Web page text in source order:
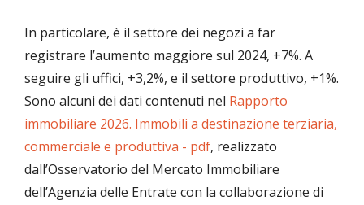
In particolare, è il settore dei negozi a far
registrare l’aumento maggiore sul 2024, +7%. A
seguire gli uffici, +3,2%, e il settore produttivo, +1%.
Sono alcuni dei dati contenuti nel Rapporto
immobiliare 2026. Immobili a destinazione terziaria,
commerciale e produttiva - pdf, realizzato
dall’Osservatorio del Mercato Immobiliare
dell’Agenzia delle Entrate con la collaborazione di